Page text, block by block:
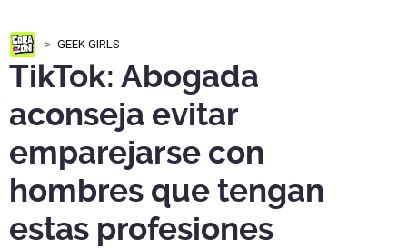
GEEK GIRLS
TikTok: Abogada
aconseja evitar
emparejarse con
hombres que tengan
estas profesiones